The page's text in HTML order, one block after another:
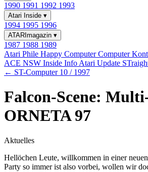
1990 1991 1992 1993
Atari Inside ▾
1994 1995 1996
ATARImagazin ▾
1987 1988 1989
Atari Phile Happy ComputerComputer
ACE NSW Inside Info Atari Update
← ST-Computer 10 / 1997
Falcon-Scene:
ORNETA 97
Aktuelles
Hellöchen Leute, willkommen in einer
Party so immer ist also vorbei, wollen wir